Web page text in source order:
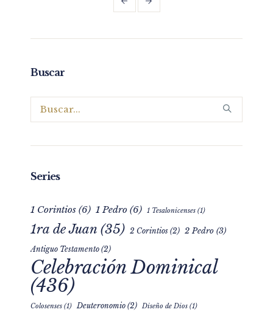
Buscar
Series
1 Corintios (6) 1 Pedro (6) 1 Tesalonicenses (1)
1ra de Juan (35) 2 Corintios (2) 2 Pedro (3)
Antiguo Testamento (2)
Celebración Dominical
(436)
Colosenses (1) Deuteronomio (2) Diseño de Dios (1)